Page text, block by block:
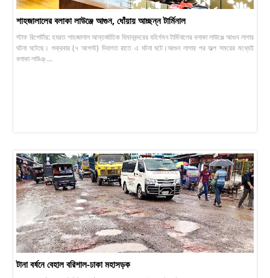
শাহজালালের বলাকা লাউঞ্জে আগুন, ধোঁয়ায় আচ্ছন্ন টার্মিনাল
স্টাফ রিপোর্টার: হযরত শাহজালাল আন্তর্জাতিক বিমানবন্দরের বহির্গমন টার্মিনালের বলাকা লাউঞ্জে আগুন লাগার
ঘটনা ঘটেছে। শুক্রবার (৭ আগস্ট) দিবাগত রাতে এ ঘটনা ঘটে।আগুন লাগার পর অল্প সময়ের মধ্যেই
বলাকা লাউঞ্ ...
টানা বর্ষনে বেহাল বরিশাল-ঢাকা মহাসড়ক